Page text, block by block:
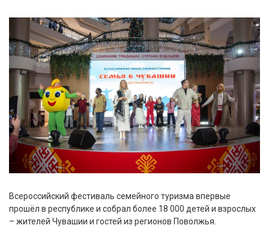
Всероссийский фестиваль семейного туризма впервые
прошёл в республике и собрал более 18 000 детей и взрослых
– жителей Чувашии и гостей из регионов Поволжья.